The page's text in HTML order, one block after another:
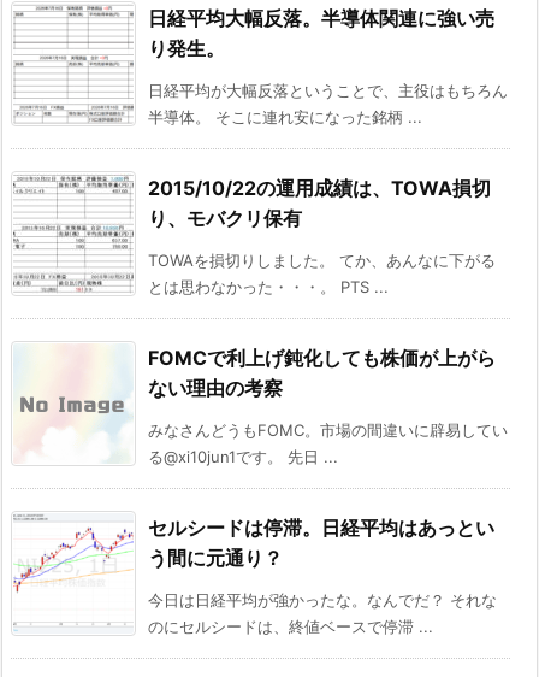
日経平均大幅反落。半導体関連に強い売
り発生。
日経平均が大幅反落ということで、主役はもちろん
半導体。 そこに連れ安になった銘柄 ...
2015/10/22の運用成績は、TOWA損切
り、モバクリ保有
TOWAを損切りしました。 てか、あんなに下がる
とは思わなかった・・・。 PTS ...
FOMCで利上げ鈍化しても株価が上がら
ない理由の考察
みなさんどうもFOMC。市場の間違いに辟易してい
る@xi10jun1です。 先日 ...
セルシードは停滞。日経平均はあっとい
う間に元通り？
今日は日経平均が強かったな。なんでだ？ それな
のにセルシードは、終値ベースで停滞 ...